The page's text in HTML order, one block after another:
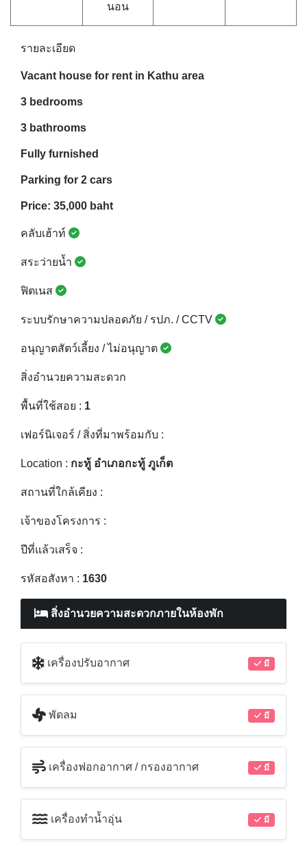
นอน
รายละเอียด
Vacant house for rent in Kathu area
3 bedrooms
3 bathrooms
Fully furnished
Parking for 2 cars
Price: 35,000 baht
คลับเฮ้าท์
สระว่ายน้ำ
ฟิตเนส
ระบบรักษาความปลอดภัย / รปภ. / CCTV
อนุญาตสัตว์เลี้ยง / ไม่อนุญาต
สิ่งอำนวยความสะดวก
พื้นที่ใช้สอย : 1
เฟอร์นิเจอร์ / สิ่งที่มาพร้อมกับ :
Location : กะทู้ อำเภอกะทู้ ภูเก็ต
สถานที่ใกล้เคียง :
เจ้าของโครงการ :
ปีที่แล้วเสร็จ :
รหัสอสังหา : 1630
สิ่งอำนวยความสะดวกภายในห้องพัก
เครื่องปรับอากาศ มี
พัดลม มี
เครื่องฟอกอากาศ / กรองอากาศ มี
เครื่องทำน้ำอุ่น มี